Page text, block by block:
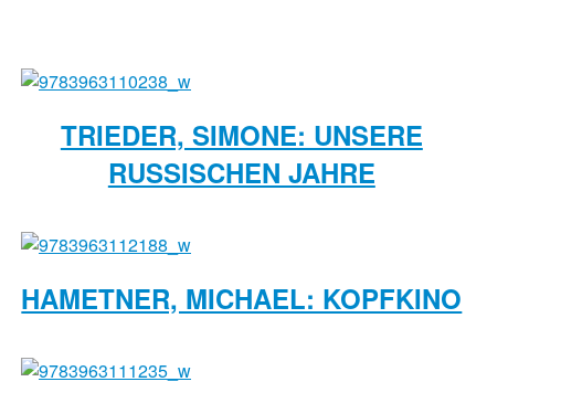
TRIEDER, SIMONE: UNSERE
RUSSISCHEN JAHRE
HAMETNER, MICHAEL: KOPFKINO